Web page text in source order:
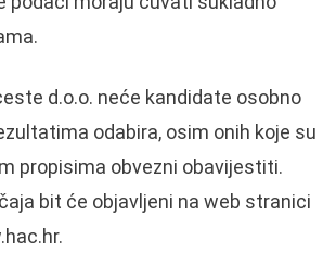
d.o.o. neće kandidate osobno
odabira, osim onih koje su
propisima obvezni obavijestiti.
bit će objavljeni na web stranici